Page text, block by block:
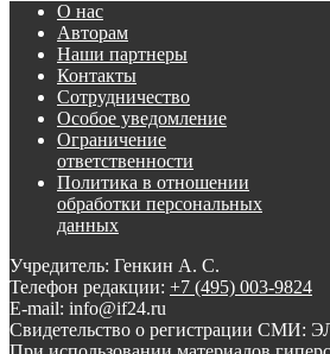
О нас
Авторам
Наши партнеры
Контакты
Сотрудничество
Особое уведомление
Ограничение
ответственности
Политика в отношении
обработки персональных
данных
Учредитель: Генкин А. С.
Телефон редакции: +7 (495) 003-9824
E-mail: info@if24.ru
Свидетельство о регистрации СМИ: